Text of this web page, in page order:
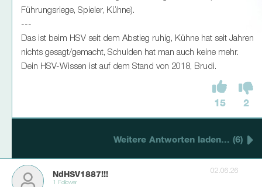
Führungsriege, Spieler, Kühne).
---
Das ist beim HSV seit dem Abstieg ruhig, Kühne hat seit Jahren
nichts gesagt/gemacht, Schulden hat man auch keine mehr.
Dein HSV-Wissen ist auf dem Stand von 2018, Brudi.
15 2
Weitere Antworten laden... (6)
NdHSV1887!!!
1 Follower
02.06.26